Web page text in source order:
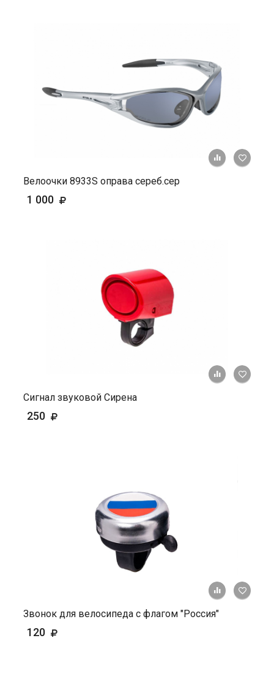
+ К
Велоочки 8933S оправа сереб.сер
1 000
+ К
Сигнал звуковой Сирена
250
+ К
Звонок для велосипеда с флагом "Россия"
120